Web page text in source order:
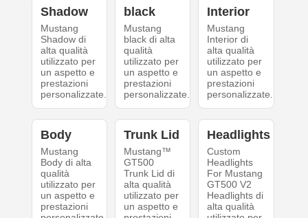
Shadow
Mustang
Shadow di
alta qualità
utilizzato per
un aspetto e
prestazioni
personalizzate.
black
Mustang
black di alta
qualità
utilizzato per
un aspetto e
prestazioni
personalizzate.
Interior
Mustang
Interior di
alta qualità
utilizzato per
un aspetto e
prestazioni
personalizzate.
Body
Mustang
Body di alta
qualità
utilizzato per
un aspetto e
prestazioni
Trunk Lid
Mustang™
GT500
Trunk Lid di
alta qualità
utilizzato per
un aspetto e
Headlights
Custom
Headlights
For Mustang
GT500 V2
Headlights di
alta qualità